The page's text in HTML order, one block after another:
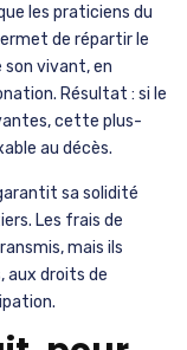
les praticiens du
de répartir le
vivant, en
Résultat : si le
cette plus-
au décès.
sa solidité
Les frais de
mais ils
aux droits de